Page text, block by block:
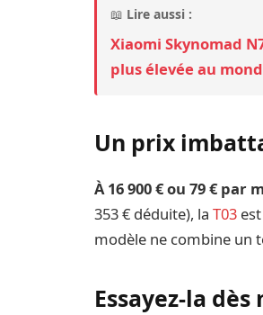
📖 Lire aussi :
Xiaomi Skynomad
plus élevée au
Un prix
À 16 900 € ou 79 € par
353 € déduite), laT03
modèle ne combine un
Essayez-la